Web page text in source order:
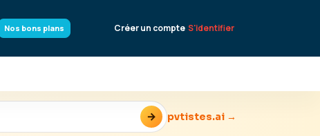
Nos bons plans Créer un compte S'identifier
→ pvtistes.ai →